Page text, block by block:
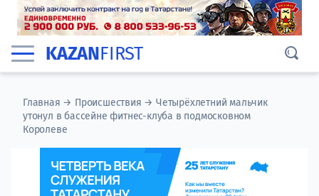
KAZANFIRST
Главная → Происшествия →Четырёхлетний мальчик
утонул в бассейне фитнес-клуба в подмосковном
Королеве